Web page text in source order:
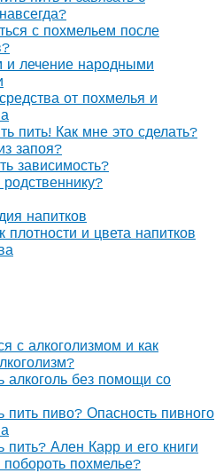
с похмельем после
и лечение народными
от похмелья и
пить! Как мне это сделать?
запоя?
зависимость?
напитков
плотности и цвета напитков
с алкоголизмом и как
алкоголь без помощи со
пить пиво? Опасность пивного
пить? Ален Карр и его книги
побороть похмелье?